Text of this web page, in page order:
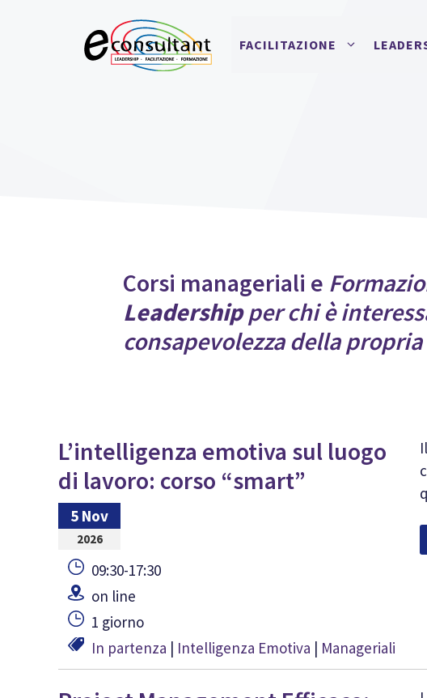
FACILITAZIONE
Corsi manageriali e
Leadershipper chi è
consapevolezza della propria
L’intelligenza emotiva sul luogo
di lavoro: corso “smart”
5 Nov
2026
09:30-17:30
on line
1 giorno
In partenza | Intelligenza Emotiva | Manageriali